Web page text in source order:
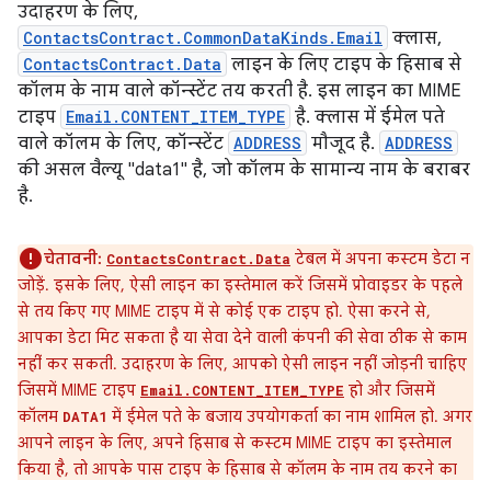
उदाहरण के लिए,
ContactsContract.CommonDataKinds.Email क्लास,
ContactsContract.Data लाइन के लिए टाइप के हिसाब से
कॉलम के नाम वाले कॉन्स्टेंट तय करती है. इस लाइन का MIME
टाइप Email.CONTENT_ITEM_TYPE है. क्लास में ईमेल पते
वाले कॉलम के लिए, कॉन्स्टेंट ADDRESS मौजूद है. ADDRESS
की असल वैल्यू "data1" है, जो कॉलम के सामान्य नाम के बराबर
है.
चेतावनी: ContactsContract.Data टेबल में अपना कस्टम डेटा न
जोड़ें. इसके लिए, ऐसी लाइन का इस्तेमाल करें जिसमें प्रोवाइडर के पहले
से तय किए गए MIME टाइप में से कोई एक टाइप हो. ऐसा करने से,
आपका डेटा मिट सकता है या सेवा देने वाली कंपनी की सेवा ठीक से काम
नहीं कर सकती. उदाहरण के लिए, आपको ऐसी लाइन नहीं जोड़नी चाहिए
जिसमें MIME टाइप Email.CONTENT_ITEM_TYPE हो और जिसमें
कॉलम DATA1 में ईमेल पते के बजाय उपयोगकर्ता का नाम शामिल हो. अगर
आपने लाइन के लिए, अपने हिसाब से कस्टम MIME टाइप का इस्तेमाल
किया है, तो आपके पास टाइप के हिसाब से कॉलम के नाम तय करने का